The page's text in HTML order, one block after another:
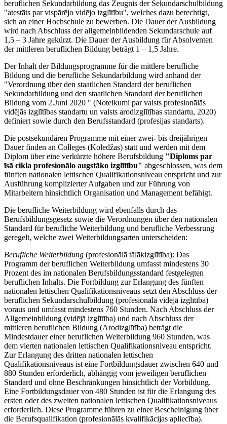
beruflichen Sekundarbildung das Zeugnis der Sekundarschulbildung
"atestāts par vispārējo vidējo izglītību", welches dazu berechtigt,
sich an einer Hochschule zu bewerben. Die Dauer der Ausbildung
wird nach Abschluss der allgemeinbildenden Sekundarschule auf
1,5 – 3 Jahre gekürzt. Die Dauer der Ausbildung für Absolventen
der mittleren beruflichen Bildung beträgt 1 – 1,5 Jahre.
Der Inhalt der Bildungsprogramme für die mittlere berufliche
Bildung und die berufliche Sekundarbildung wird anhand der
"Verordnung über den staatlichen Standard der beruflichen
Sekundarbildung und den staatlichen Standard der beruflichen
Bildung vom 2.Juni 2020 " (Noteikumi par valsts profesionālās
vidējās izglītības standartu un valsts arodizglītības standartu, 2020)
definiert sowie durch den Berufsstandard (profesijas standarts).
Die postsekundären Programme mit einer zwei- bis dreijährigen
Dauer finden an Colleges (Koledžas) statt und werden mit dem
Diplom über eine verkürzte höhere Berufsbildung "Diploms par
īsā cikla profesionālo augstāko izglītību" abgeschlossen, was dem
fünften nationalen lettischen Qualifikationsniveau entspricht und zur
Ausführung komplizierter Aufgaben und zur Führung von
Mitarbeitern hinsichtlich Organisation und Management befähigt.
Die berufliche Weiterbildung wird ebenfalls durch das
Berufsbildungsgesetz sowie die Verordnungen über den nationalen
Standard für berufliche Weiterbildung und berufliche Verbessrung
geregelt, welche zwei Weiterbildungsarten unterscheiden:
Berufliche Weiterbildung (profesionālā tālākizglītība): Das
Programm der beruflichen Weiterbildung umfasst mindestens 30
Prozent des im nationalen Berufsbildungsstandard festgelegten
beruflichen Inhalts. Die Fortbildung zur Erlangung des fünften
nationalen lettischen Qualifikationsniveaus setzt den Abschluss der
beruflichen Sekundarschulbildung (profesionālā vidējā izglītība)
voraus und umfasst mindestens 760 Stunden. Nach Abschluss der
Allgemeinbildung (vidējā izglītība) und nach Abschluss der
mittleren beruflichen Bildung (Arodizglītība) beträgt die
Mindestdauer einer beruflichen Weiterbildung 960 Stunden, was
dem vierten nationalen lettischen Qualifikationsniveau entspricht.
Zur Erlangung des dritten nationalen lettischen
Qualifikationsniveaus ist eine Fortbildungsdauer zwischen 640 und
880 Stunden erforderlich, abhängig vom jeweiligen beruflichen
Standard und ohne Beschränkungen hinsichtlich der Vorbildung.
Eine Fortbildungsdauer von 480 Stunden ist für die Erlangung des
ersten oder des zweiten nationalen lettischen Qualifikationsniveaus
erforderlich. Diese Programme führen zu einer Bescheinigung über
die Berufsqualifikation (profesionālās kvalifikācijas apliecība).